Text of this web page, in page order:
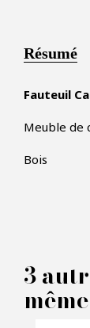
Résumé
Fauteuil
Meuble de
Bois
3